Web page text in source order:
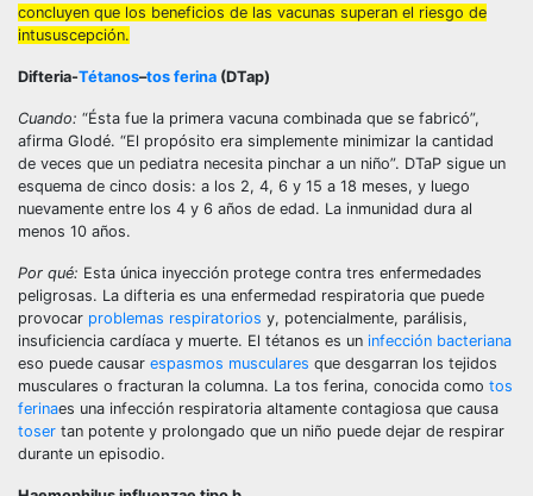
concluyen que los beneficios de las vacunas superan el riesgo de
intususcepción.
Difteria-Tétanos–tos ferina (DTap)
Cuando: “Ésta fue la primera vacuna combinada que se fabricó”,
afirma Glodé. “El propósito era simplemente minimizar la cantidad
de veces que un pediatra necesita pinchar a un niño”. DTaP sigue un
esquema de cinco dosis: a los 2, 4, 6 y 15 a 18 meses, y luego
nuevamente entre los 4 y 6 años de edad. La inmunidad dura al
menos 10 años.
Por qué: Esta única inyección protege contra tres enfermedades
peligrosas. La difteria es una enfermedad respiratoria que puede
provocar problemas respiratorios y, potencialmente, parálisis,
insuficiencia cardíaca y muerte. El tétanos es un infección bacteriana
eso puede causar espasmos musculares que desgarran los tejidos
musculares o fracturan la columna. La tos ferina, conocida como tos
ferinaes una infección respiratoria altamente contagiosa que causa
toser tan potente y prolongado que un niño puede dejar de respirar
durante un episodio.